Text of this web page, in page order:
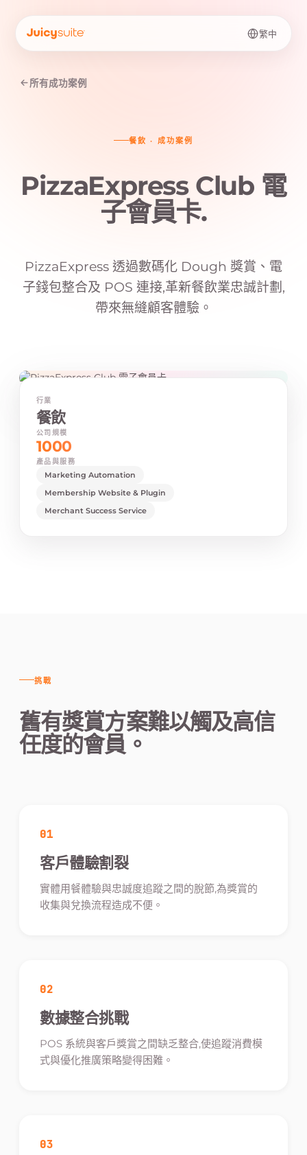
繁中
所有成功案例
餐飲 · 成功案例
PizzaExpress Club 電
子會員卡.
PizzaExpress 透過數碼化 Dough 獎賞、電
子錢包整合及 POS 連接,革新餐飲業忠誠計劃,
帶來無縫顧客體驗。
行業
餐飲
公司規模
1000
產品與服務
Marketing Automation
Membership Website & Plugin
Merchant Success Service
挑戰
舊有獎賞方案難以觸及高信
任度的會員。
01
客戶體驗割裂
實體用餐體驗與忠誠度追蹤之間的脫節,為獎賞的
收集與兌換流程造成不便。
02
數據整合挑戰
POS 系統與客戶獎賞之間缺乏整合,使追蹤消費模
式與優化推廣策略變得困難。
03